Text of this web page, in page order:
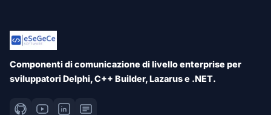
Componenti di comunicazione di livello enterprise per
sviluppatori Delphi, C++ Builder, Lazarus e .NET.